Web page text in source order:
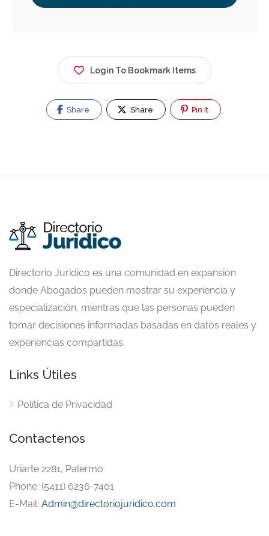
Login To Bookmark Items
Share Share Pin It
Directorio Jurídico es una comunidad en expansión
donde Abogados pueden mostrar su experiencia y
especialización, mientras que las personas pueden
tomar decisiones informadas basadas en datos reales y
experiencias compartidas.
Links Útiles
Política de Privacidad
Contactenos
Uriarte 2281, Palermo
Phone: (5411) 6236-7401
E-Mail: Admin@directoriojuridico.com